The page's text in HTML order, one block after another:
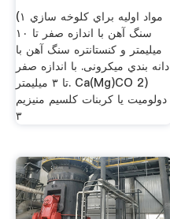
مواد اولیه براي کلوخه سازي ۱)
سنگ آهن با اندازه صفر تا ۱۰
میلیمتر و کنستانتره سنگ آهن با
دانه بندي میکرونی. با اندازه صفر
تا ۳ میلیمتر. Ca(Mg)CO 2)
دولومیت یا کربنات کلسیم منیزیم
۳